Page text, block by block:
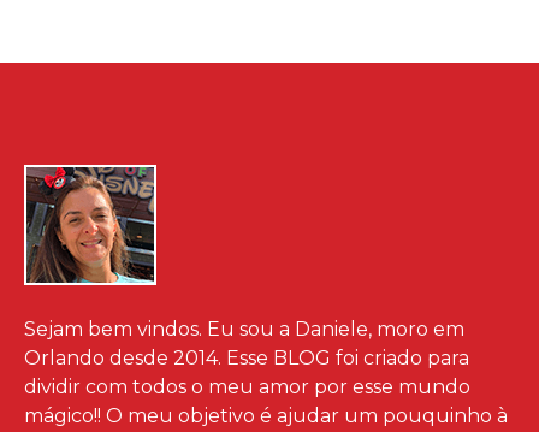
Sejam bem vindos. Eu sou a Daniele, moro em
Orlando desde 2014. Esse BLOG foi criado para
dividir com todos o meu amor por esse mundo
mágico!! O meu objetivo é ajudar um pouquinho à